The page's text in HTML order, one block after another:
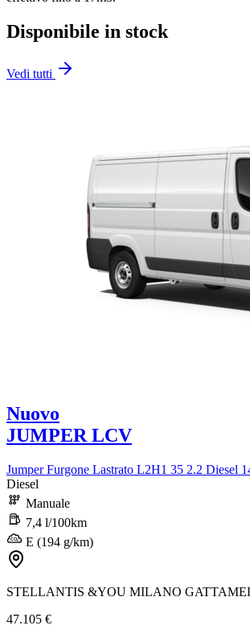
Disponibile in stock
Vedi tutti
Nuovo
JUMPER LCV
Jumper Furgone Lastrato L2H1 35 2.2 Diesel
Diesel
Manuale
7,4 l/100km
E (194 g/km)
STELLANTIS &YOU MILANO
47.105 €